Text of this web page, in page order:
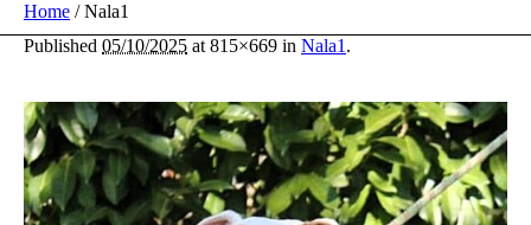
Home /Nala1
Published 05/10/2025 at 815×669 in Nala1 .